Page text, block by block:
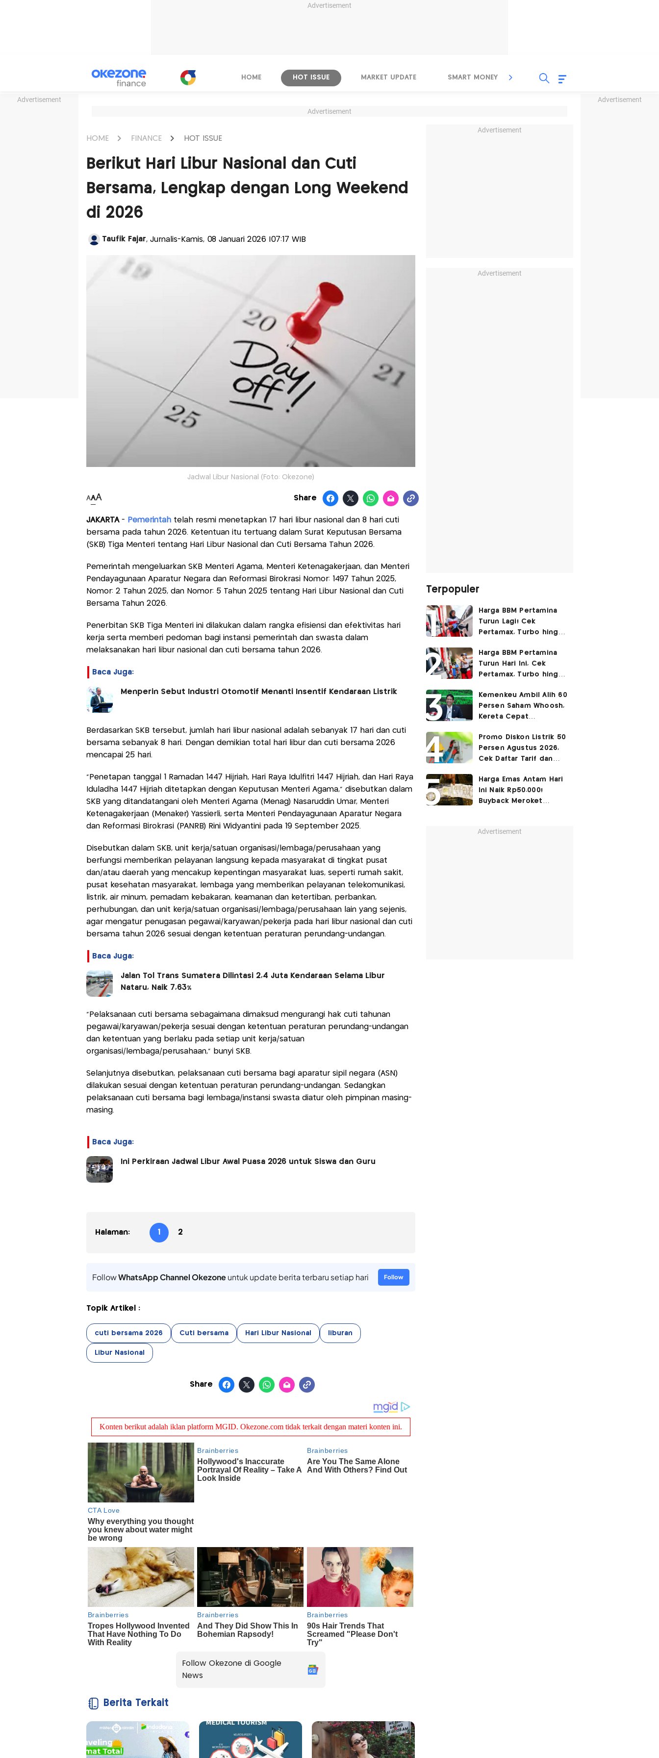
Advertisement
Advertisement Advertisement
HOME HOT ISSUE MARKET UPDATE SMART MONEY INSPIRASI BISNIS
Advertisement
HOME FINANCE HOT ISSUE
Berikut Hari Libur Nasional dan Cuti
Bersama, Lengkap dengan Long Weekend
di 2026
Taufik Fajar, Jurnalis-Kamis, 08 Januari 2026 |07:17 WIB
Jadwal Libur Nasional (Foto: Okezone)
AAA Share
JAKARTA- Pemerintahtelah resmi menetapkan 17 hari libur nasional dan 8 hari cuti
bersama pada tahun 2026. Ketentuan itu tertuang dalam Surat Keputusan Bersama
(SKB) Tiga Menteri tentang Hari Libur Nasional dan Cuti Bersama Tahun 2026.
Pemerintah mengeluarkan SKB Menteri Agama, Menteri Ketenagakerjaan, dan Menteri
Pendayagunaan Aparatur Negara dan Reformasi Birokrasi Nomor: 1497 Tahun 2025,
Nomor: 2 Tahun 2025, dan Nomor: 5 Tahun 2025 tentang Hari Libur Nasional dan Cuti
Bersama Tahun 2026.
Penerbitan SKB Tiga Menteri ini dilakukan dalam rangka efisiensi dan efektivitas hari
kerja serta memberi pedoman bagi instansi pemerintah dan swasta dalam
melaksanakan hari libur nasional dan cuti bersama tahun 2026.
Baca Juga:
Menperin Sebut Industri Otomotif Menanti Insentif Kendaraan Listrik
Berdasarkan SKB tersebut, jumlah hari libur nasional adalah sebanyak 17 hari dan cuti
bersama sebanyak 8 hari. Dengan demikian total hari libur dan cuti bersama 2026
mencapai 25 hari.
“Penetapan tanggal 1 Ramadan 1447 Hijriah, Hari Raya Idulfitri 1447 Hijriah, dan Hari Raya
Iduladha 1447 Hijriah ditetapkan dengan Keputusan Menteri Agama,” disebutkan dalam
SKB yang ditandatangani oleh Menteri Agama (Menag) Nasaruddin Umar, Menteri
Ketenagakerjaan (Menaker) Yassierli, serta Menteri Pendayagunaan Aparatur Negara
dan Reformasi Birokrasi (PANRB) Rini Widyantini pada 19 September 2025.
Disebutkan dalam SKB, unit kerja/satuan organisasi/lembaga/perusahaan yang
berfungsi memberikan pelayanan langsung kepada masyarakat di tingkat pusat
dan/atau daerah yang mencakup kepentingan masyarakat luas, seperti rumah sakit,
pusat kesehatan masyarakat, lembaga yang memberikan pelayanan telekomunikasi,
listrik, air minum, pemadam kebakaran, keamanan dan ketertiban, perbankan,
perhubungan, dan unit kerja/satuan organisasi/lembaga/perusahaan lain yang sejenis,
agar mengatur penugasan pegawai/karyawan/pekerja pada hari libur nasional dan cuti
bersama tahun 2026 sesuai dengan ketentuan peraturan perundang-undangan.
Baca Juga:
Jalan Tol Trans Sumatera Dilintasi 2,4 Juta Kendaraan Selama Libur
Nataru, Naik 7,63%
“Pelaksanaan cuti bersama sebagaimana dimaksud mengurangi hak cuti tahunan
pegawai/karyawan/pekerja sesuai dengan ketentuan peraturan perundang-undangan
dan ketentuan yang berlaku pada setiap unit kerja/satuan
organisasi/lembaga/perusahaan,” bunyi SKB.
Selanjutnya disebutkan, pelaksanaan cuti bersama bagi aparatur sipil negara (ASN)
dilakukan sesuai dengan ketentuan peraturan perundang-undangan. Sedangkan
pelaksanaan cuti bersama bagi lembaga/instansi swasta diatur oleh pimpinan masing-
masing.
Baca Juga:
Ini Perkiraan Jadwal Libur Awal Puasa 2026 untuk Siswa dan Guru
Halaman: 1 2
FollowWhatsApp Channel Okezoneuntuk update berita terbaru setiap hari Follow
Topik Artikel :
cuti bersama 2026 Cuti bersama Hari Libur Nasional liburan
Libur Nasional
Share
Follow Okezone di Google
News
Berita Terkait
Advertisement
Advertisement
Terpopuler
Harga BBM Pertamina
Turun Lagi! Cek
Pertamax, Turbo hingga
Agustus 2026
Harga BBM Pertamina
Turun Hari Ini, Cek
Pertamax, Turbo hingga
2026
Kemenkeu Ambil Alih 60
Persen Saham Whoosh,
Kereta Cepat
Surabaya
Promo Diskon Listrik 50
Persen Agustus 2026,
Cek Daftar Tarif dan
Harga Emas Antam Hari
Ini Naik Rp50.000!
Buyback Meroket
Advertisement